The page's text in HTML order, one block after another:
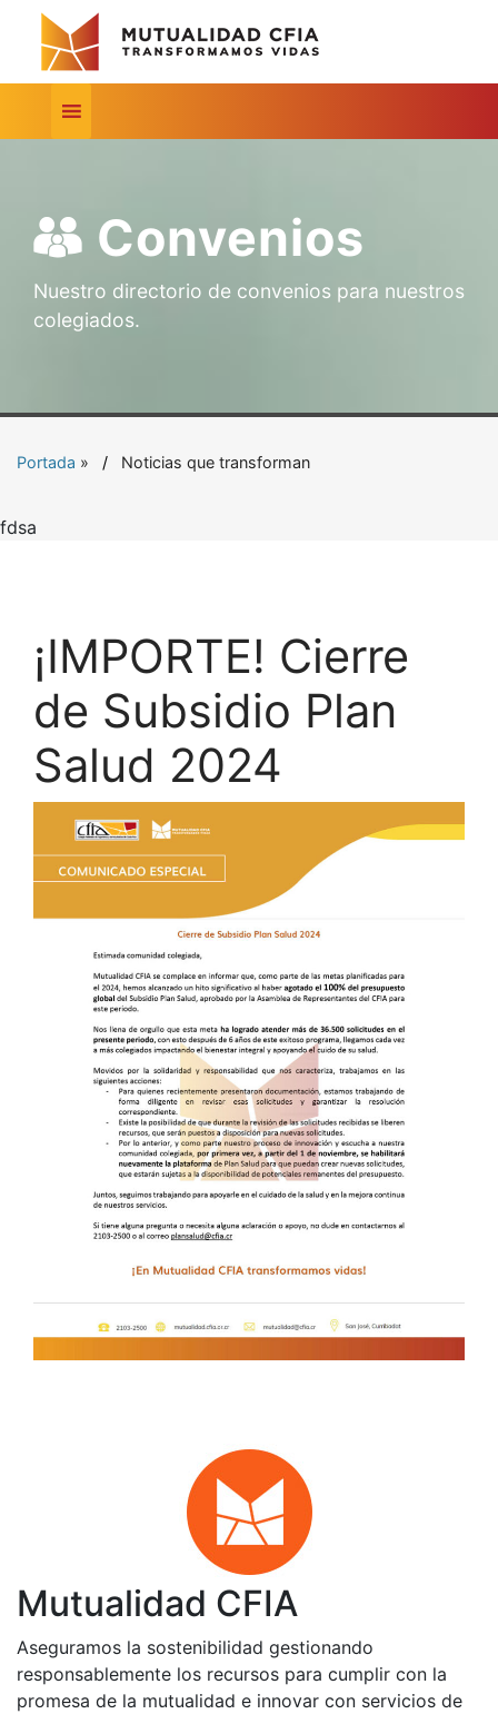
Convenios
Nuestro directorio de convenios para nuestros
colegiados.
Portada » Noticias que transforman
fdsa
¡IMPORTE! Cierre
de Subsidio Plan
Salud 2024
Mutualidad CFIA
Aseguramos la sostenibilidad gestionando
responsablemente los recursos para cumplir con la
promesa de la mutualidad e innovar con servicios de